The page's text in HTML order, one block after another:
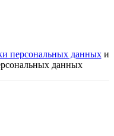
персональных данныхи
данных